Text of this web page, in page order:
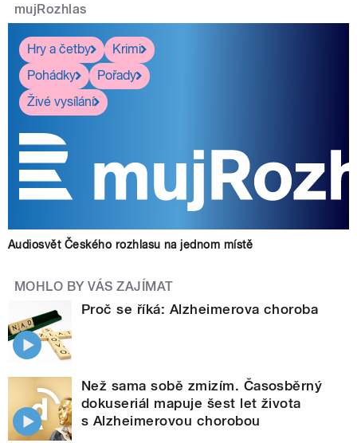
mujRozhlas
Hry a četby
Krimi
Pohádky
Pořady
Živé vysílání
Audiosvět Českého rozhlasu na jednom místě
MOHLO BY VÁS ZAJÍMAT
Proč se říká: Alzheimerova choroba
Než sama sobě zmizím. Časosběrný
dokuseriál mapuje šest let života
s Alzheimerovou chorobou